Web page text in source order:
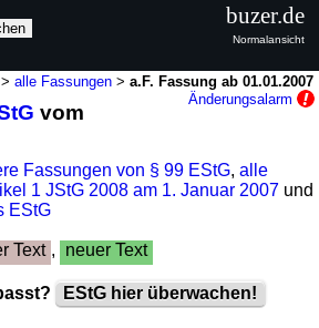
>alle Fassungen >a.F. Fassung ab 01.01.2007
Änderungsalarm
vom
Fassungen von § 99 EStG,alle
1 JStG 2008 am 1. Januar 2007 und
EStG
Text , neuer Text
EStG hier überwachen!
buzer.de
Normalansicht